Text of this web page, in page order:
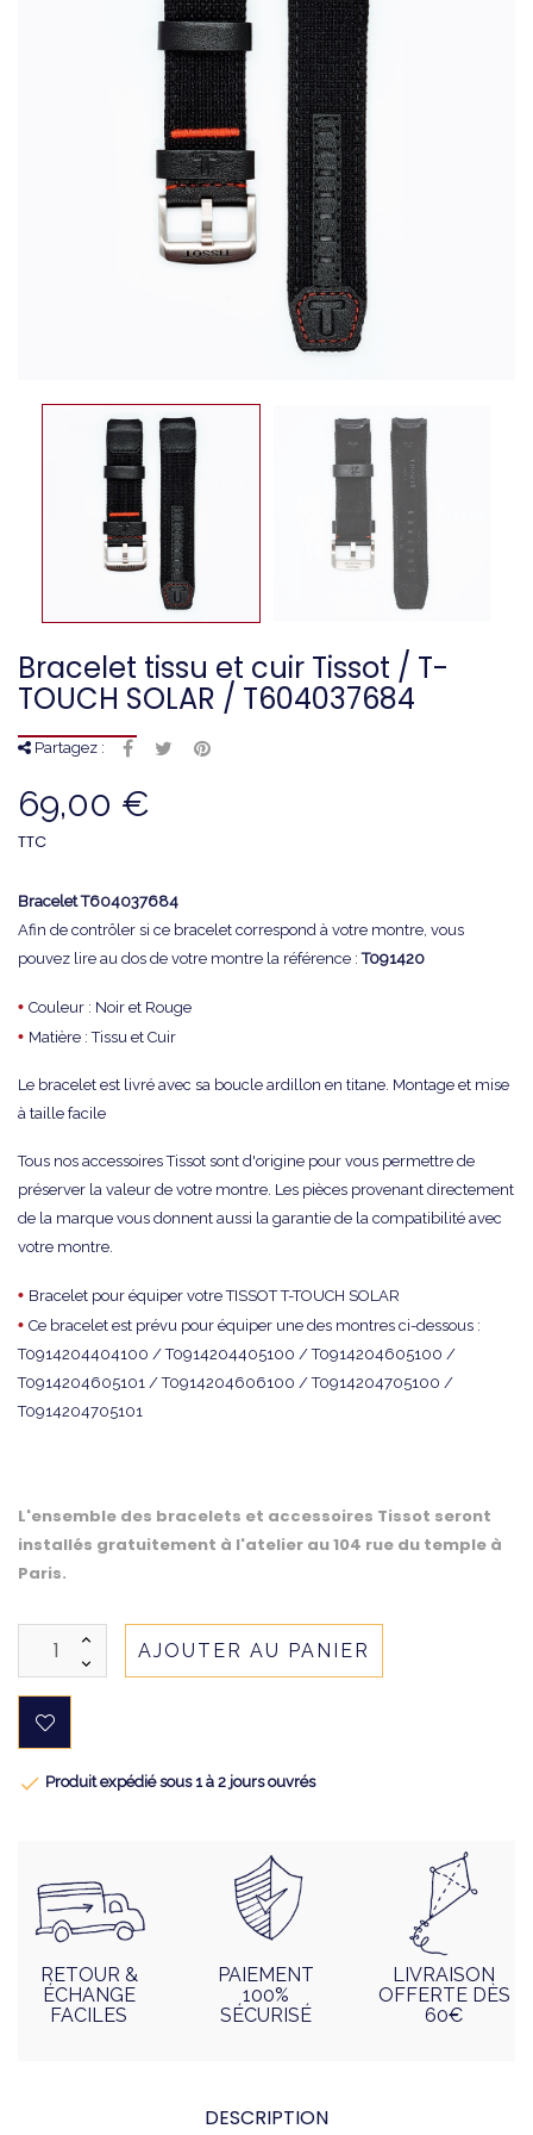
Bracelet tissu et cuir Tissot / T-
TOUCH SOLAR / T604037684
Partagez :
69,00 €
TTC
Bracelet T604037684
Afin de contrôler si ce bracelet correspond à votre montre, vous
pouvez lire au dos de votre montre la référence :T091420
• Couleur : Noir et Rouge
• Matière : Tissu et Cuir
Le bracelet est livré avec sa boucle ardillon en titane. Montage et mise
à taille facile
Tous nos accessoires Tissot sont d'origine pour vous permettre de
préserver la valeur de votre montre. Les pièces provenant directement
de la marque vous donnent aussi la garantie de la compatibilité avec
votre montre.
• Bracelet pour équiper votre TISSOT T-TOUCH SOLAR
• Ce bracelet est prévu pour équiper une des montres ci-dessous :
T0914204404100 / T0914204405100 / T0914204605100 /
T0914204605101 / T0914204606100 / T0914204705100 /
T0914204705101
L'ensemble des bracelets et accessoires Tissot seront
installés gratuitement à l'atelier au 104 rue du temple à
Paris.
AJOUTER AU PANIER
 Produit expédié sous 1 à 2 jours ouvrés
RETOUR &
ÉCHANGE
FACILES
PAIEMENT
100%
SÉCURISÉ
LIVRAISON
OFFERTE DÈS
60€
DESCRIPTION